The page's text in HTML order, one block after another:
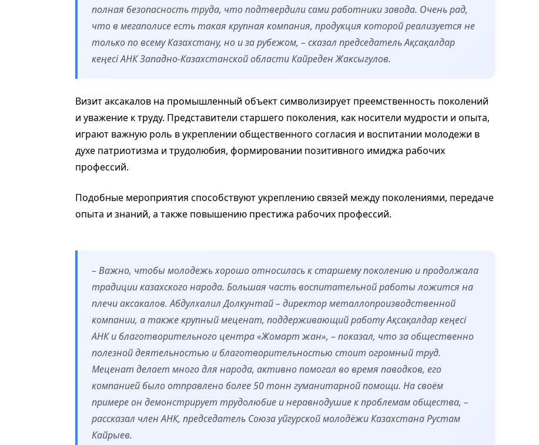
полная безопасность труда, что подтвердили сами работники завода. Очень рад,
что в мегаполисе есть такая крупная компания, продукция которой реализуется не
только по всему Казахстану, но и за рубежом, – сказал председатель Ақсақалдар
кеңесі АНК Западно-Казахстанской области Кайреден Жаксыгулов.
Визит аксакалов на промышленный объект символизирует преемственность поколений
и уважение к труду. Представители старшего поколения, как носители мудрости и опыта,
играют важную роль в укреплении общественного согласия и воспитании молодежи в
духе патриотизма и трудолюбия, формировании позитивного имиджа рабочих
профессий.
Подобные мероприятия способствуют укреплению связей между поколениями, передаче
опыта и знаний, а также повышению престижа рабочих профессий.
– Важно, чтобы молодежь хорошо относилась к старшему поколению и продолжала
традиции казахского народа. Большая часть воспитательной работы ложится на
плечи аксакалов. Абдулхалил Долкунтай – директор металлопроизводственной
компании, а также крупный меценат, поддерживающий работу Ақсақалдар кеңесі
АНК и благотворительного центра «Жомарт жан», – показал, что за общественно
полезной деятельностью и благотворительностью стоит огромный труд.
Меценат делает много для народа, активно помогал во время паводков, его
компанией было отправлено более 50 тонн гуманитарной помощи. На своём
примере он демонстрирует трудолюбие и неравнодушие к проблемам общества, –
рассказал член АНК, председатель Союза уйгурской молодёжи Казахстана Рустам
Кайрыев.